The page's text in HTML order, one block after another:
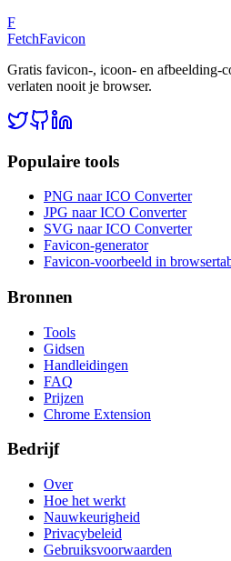
F
FetchFavicon
Gratis favicon-, icoon- en afbeelding-
verlaten nooit je browser.
Populaire tools
PNG naar ICO Converter
JPG naar ICO Converter
SVG naar ICO Converter
Favicon-generator
Favicon-voorbeeld in
Bronnen
Tools
Gidsen
Handleidingen
FAQ
Prijzen
Chrome Extension
Bedrijf
Over
Hoe het werkt
Nauwkeurigheid
Privacybeleid
Gebruiksvoorwaarden